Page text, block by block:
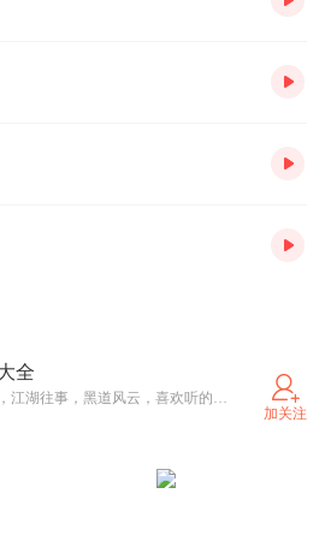
全
都市热血故事大全，江湖往事，黑道风云，喜欢听的关注订阅，每天更新5-10集。
加关注